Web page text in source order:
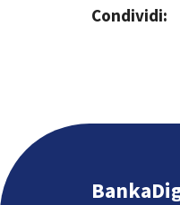
Condividi: